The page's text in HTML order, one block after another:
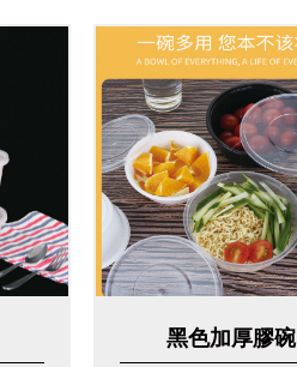
黑色加厚膠碗